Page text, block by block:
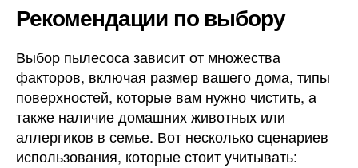
Рекомендации по выбору
Выбор пылесоса зависит от множества
факторов, включая размер вашего дома, типы
поверхностей, которые вам нужно чистить, а
также наличие домашних животных или
аллергиков в семье. Вот несколько сценариев
использования, которые стоит учитывать: